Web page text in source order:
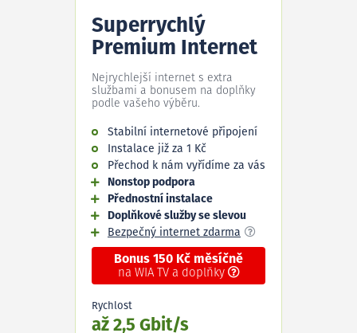
Superrychlý
Premium Internet
Nejrychlejší internet s extra
službami a bonusem na doplňky
podle vašeho výběru.
Stabilní internetové připojení
Instalace již za 1 Kč
Přechod k nám vyřídíme za vás
Nonstop podpora
Přednostní instalace
Doplňkové služby se slevou
Bezpečný internet zdarma
Bonus 150 Kč měsíčně
na WIA TV a doplňky
Rychlost
až 2,5 Gbit/s